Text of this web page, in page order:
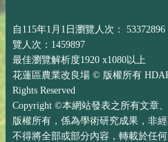
自115年1月1日瀏覽人次： 53372896
覽人次：1459897
最佳瀏覽解析度1920 x1080以上
花蓮區農業改良場 © 版權所有
Rights Reserved
Copyright ©本網站發表之所有文章
版權所有，係為學術研究成果，非
不得將全部或部分內容，轉載於任